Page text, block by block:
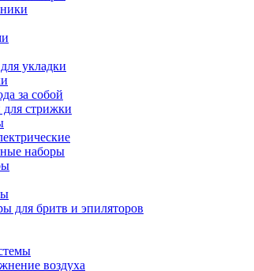
укладки
за собой
стрижки
наборы
для бритв и эпиляторов
воздуха